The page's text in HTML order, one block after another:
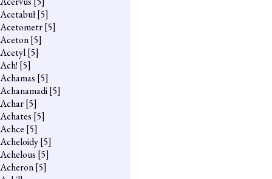
Acetabuł[5]
Acetometr[5]
Aceton[5]
Acetyl[5]
Ach! [5]
Achamas [5]
Achanamadi[5]
Achar[5]
Achates [5]
Achce [5]
Acheloidy[5]
Achelous [5]
Acheron[5]